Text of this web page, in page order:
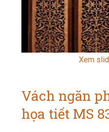
Xem
Vách ngăn
họa tiết MS